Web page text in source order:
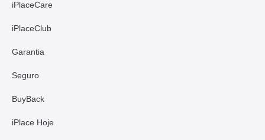
iPlaceCare
iPlaceClub
Garantia
Seguro
BuyBack
iPlace Hoje